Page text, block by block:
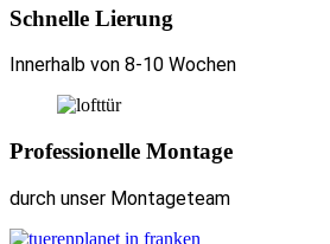
Schnelle Lierung
Innerhalb von 8-10 Wochen
Professionelle Montage
durch unser Montageteam